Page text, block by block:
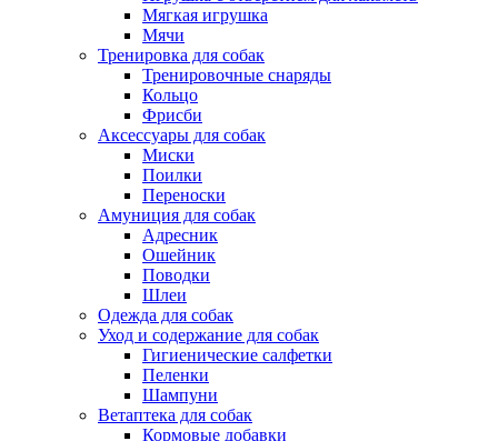
Мягкая игрушка
Мячи
Тренировка для собак
Тренировочные снаряды
Кольцо
Фрисби
Аксессуары для собак
Миски
Поилки
Переноски
Амуниция для собак
Адресник
Ошейник
Поводки
Шлеи
Одежда для собак
Уход и содержание для собак
Гигиенические салфетки
Пеленки
Шампуни
Ветаптека для собак
Кормовые добавки